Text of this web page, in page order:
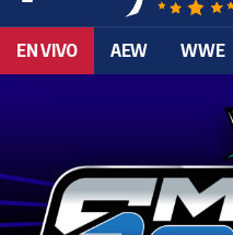
EN VIVO AEW WWE